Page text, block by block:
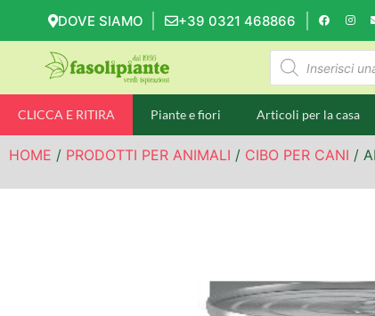
DOVE SIAMO +39 0321 468866
CLICCA E RITIRA Piante e fiori Articoli per la casa
HOME / PRODOTTI PER ANIMALI / CIBO PER CANI /